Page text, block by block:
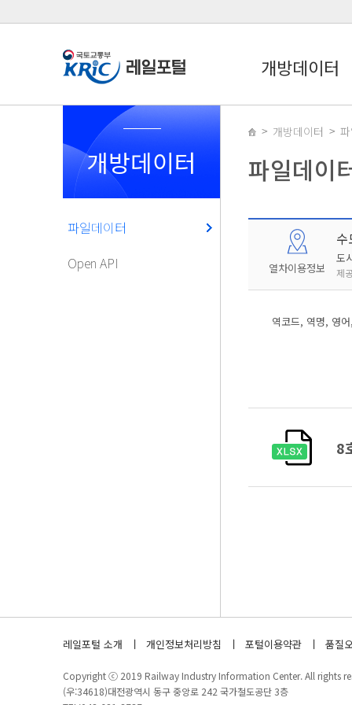
개방데이터
개방데이터
파일데이터
Open API
개방데이터
파일데이
열차이용정보
도
제
역코드, 역명, 영
8
레일포털 소개 개인정보처리방침 포털이용약관 품질
Copyright ⓒ 2019 Railway Industry Information Center. All rights
(우:34618)대전광역시 동구 중앙로 242 국가철도공단 3층